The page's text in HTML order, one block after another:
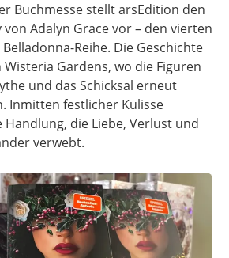
Buchmesse stellt arsEdition den
Adalyn Grace vor – den vierten
Reihe. Die Geschichte
Gardens, wo die Figuren
und das Schicksal erneut
Inmitten festlicher Kulisse
die Liebe, Verlust und
verwebt.